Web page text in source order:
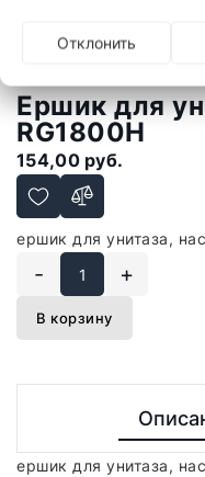
Ершик для
RG1800H
154,00 руб.
ершик для унитаза,
- +
В корзину
ершик для унитаза,
Отклонить